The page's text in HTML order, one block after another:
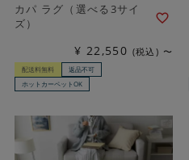
カパ ラグ（選べる3サイ
ズ）
¥ 22,550 税込 〜
配送料無料
返品不可
ホットカーペットOK